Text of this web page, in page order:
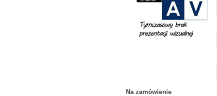
Na zamówienie